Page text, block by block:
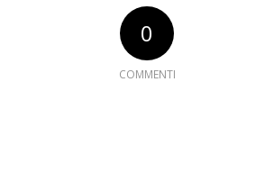
0
COMMENTI